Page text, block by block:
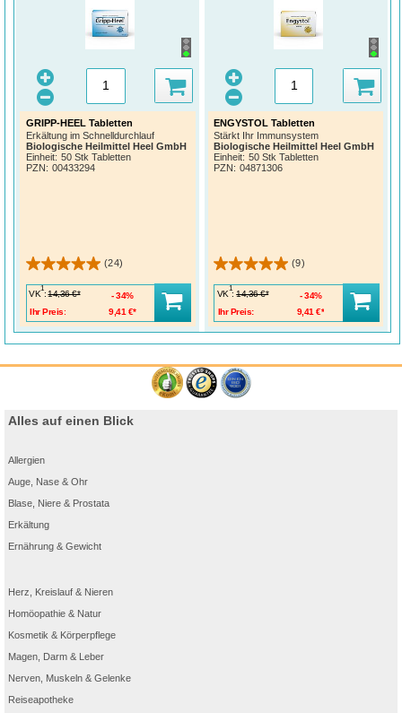
GRIPP-HEEL Tabletten
Erkältung im Schnelldurchlauf
Biologische Heilmittel Heel GmbH
Einheit: 50 Stk Tabletten
PZN: 00433294
(24)
VK
1
: 14,36 €*
Ihr Preis:
9,41 €*
34%
ENGYSTOL Tabletten
Stärkt Ihr Immunsystem
Biologische Heilmittel Heel GmbH
Einheit: 50 Stk Tabletten
PZN: 04871306
(9)
VK
1
: 14,36 €*
Ihr Preis:
9,41 €*
34%
Alles auf einen Blick
Allergien
Auge, Nase & Ohr
Blase, Niere & Prostata
Erkältung
Ernährung & Gewicht
Herz, Kreislauf & Nieren
Homöopathie & Natur
Kosmetik & Körperpflege
Magen, Darm & Leber
Nerven, Muskeln & Gelenke
Reiseapotheke